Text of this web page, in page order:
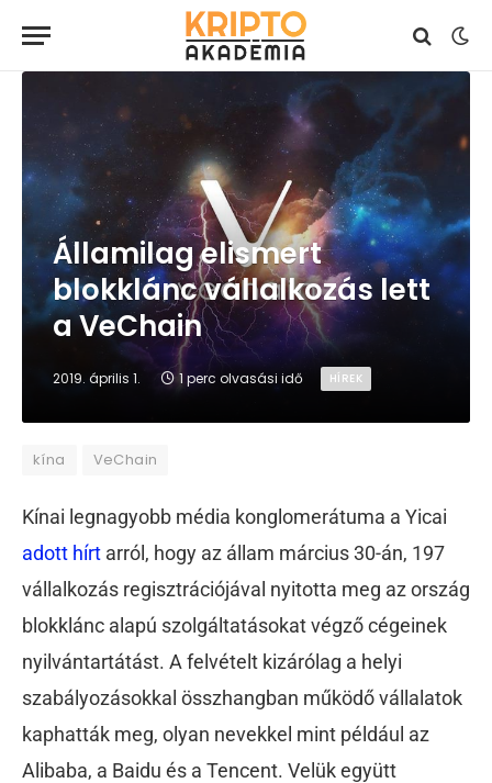
Államilag elismert
blokklánc vállalkozás lett
a VeChain
2019. április 1. 1 perc olvasási idő HÍREK
kína VeChain
Kínai legnagyobb média konglomerátuma a Yicai
adott hírt arról, hogy az állam március 30-án, 197
vállalkozás regisztrációjával nyitotta meg az ország
blokklánc alapú szolgáltatásokat végző cégeinek
nyilvántartátást. A felvételt kizárólag a helyi
szabályozásokkal összhangban működő vállalatok
kaphatták meg, olyan nevekkel mint például az
Alibaba, a Baidu és a Tencent. Velük együtt